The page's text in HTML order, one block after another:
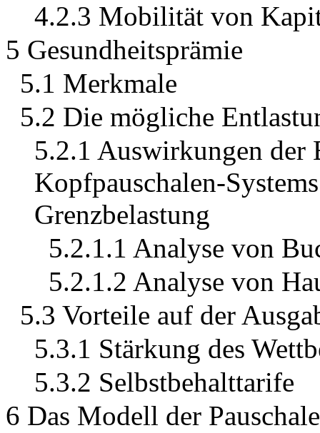
4.2.3 Mobilität von
5 Gesundheitsprämie
5.1 Merkmale
5.2 Die mögliche
5.2.1 Auswirkungen der
Kopfpauschalen-
Grenzbelastung
5.2.1.1 Analyse von
5.2.1.2 Analyse von
5.3 Vorteile auf der
5.3.1 Stärkung des
5.3.2 Selbstbehalttarife
6 Das Modell der